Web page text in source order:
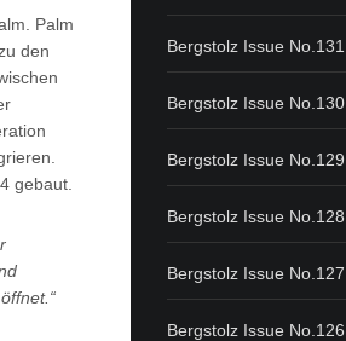
Palm
den
gebaut.
Bergstolz Issue No.131
Bergstolz Issue No.130
Bergstolz Issue No.129
Bergstolz Issue No.128
Bergstolz Issue No.127
Bergstolz Issue No.126